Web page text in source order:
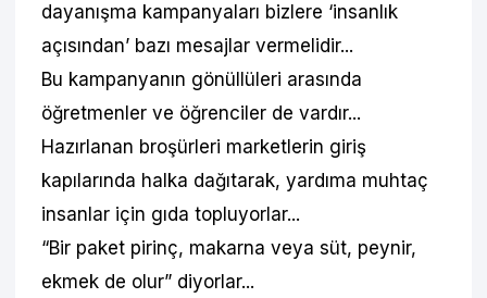
dayanışma kampanyaları bizlere ‘insanlık
açısından’ bazı mesajlar vermelidir...
Bu kampanyanın gönüllüleri arasında
öğretmenler ve öğrenciler de vardır...
Hazırlanan broşürleri marketlerin giriş
kapılarında halka dağıtarak, yardıma muhtaç
insanlar için gıda topluyorlar...
“Bir paket pirinç, makarna veya süt, peynir,
ekmek de olur” diyorlar...